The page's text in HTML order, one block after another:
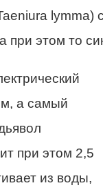
lymma)
при этом то
а самый
при этом 2,5
из воды,